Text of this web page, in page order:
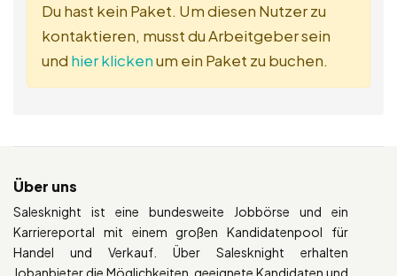
Du hast kein Paket. Um diesen Nutzer zu
kontaktieren, musst du Arbeitgeber sein
und hier klickenum ein Paket zu buchen.
Über uns
Salesknight ist eine bundesweite Jobbörse und ein
Karriereportal mit einem großen Kandidatenpool für
Handel und Verkauf. Über Salesknight erhalten